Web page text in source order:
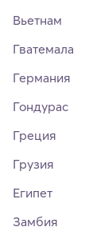
Вьетнам
Гватемала
Германия
Гондурас
Греция
Грузия
Египет
Замбия